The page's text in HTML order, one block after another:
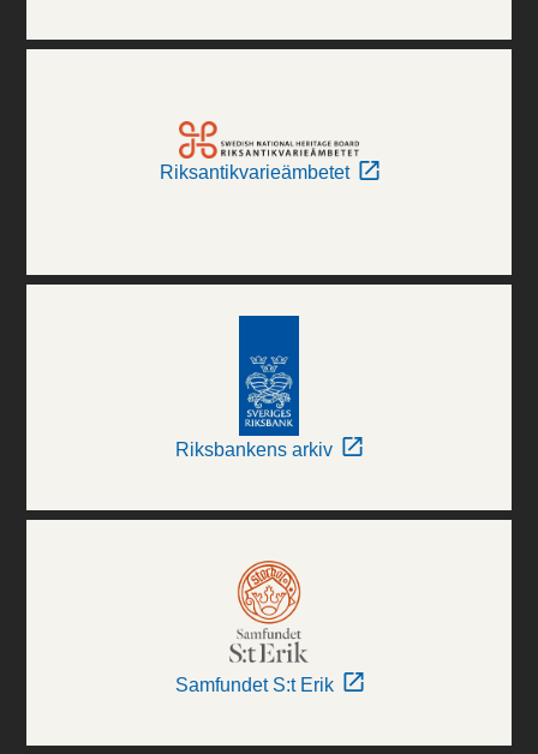
Riksantikvarieämbetet
Riksbankens arkiv
Samfundet S:t Erik